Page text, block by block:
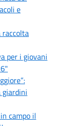
e
raccolta
per i giovani
giardini
campo il